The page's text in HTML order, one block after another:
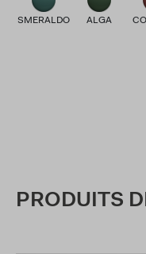
SMERALDO ALGA
PRODUITS